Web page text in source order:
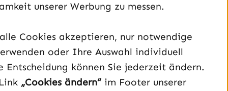
Oder über unser Kontaktformular.
Vertrag widerrufen
Schau auf Instagram vorbei – öffnet in neuem Tab
Sieh dir unsere TikTok-Videos an – öffnet in neuem
Sieh dir unsere Videos auf YouTube an – öffnet
unserer Werbung zu messen.
Cookies akzeptieren, nur notwendige
oder Ihre Auswahl individuell
Entscheidung können Sie jederzeit ändern.
„Cookies ändern“im Footer unserer